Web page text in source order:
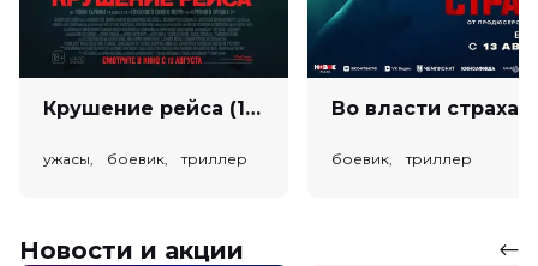
Крушение рейса (18+)
ужасы, боевик, триллер боевик, триллер
Новости и акции